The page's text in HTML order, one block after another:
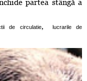
partea stângă a
de circulatie,
lucrarile de